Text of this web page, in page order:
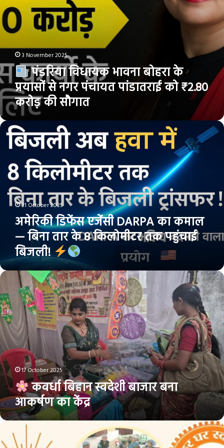
पांडातराई
को
₹2.80
करोड़
की
3 November 2025
पंडरिया विधायक भावना बोहरा के
प्रयासों से नगर पंचायत पांडातराई को ₹2.80
करोड़ की सौगात
अमेरिकी
डिफेंस
एजेंसी
कमाल
किलोमीटर
पहुंचाई
बिजली!
21 October 2025
अमेरिकी डिफेंस एजेंसी DARPA का कमाल
— बिना तार के 8 किलोमीटर तक पहुंचाई
बिजली!
बिहान
स्वदेशी
बाजार
बना
आकर्षण
का
केंद्र
17 October 2025
कवर्धा बिहान स्वदेशी बाजार बना
आकर्षण का केंद्र